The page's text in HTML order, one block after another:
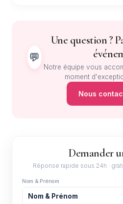
💬
Une question ?
Notre équipe vous
moment
Nous
Demander
Réponse rapide sous 24h ·
Nom & Prénom